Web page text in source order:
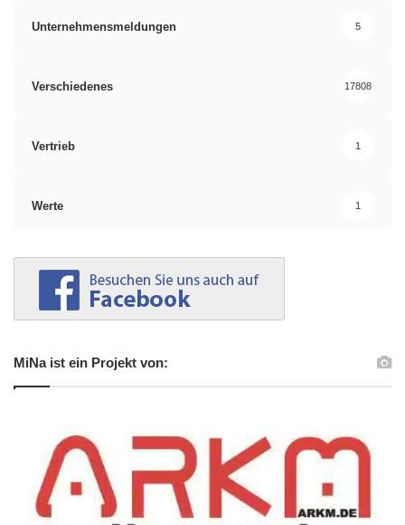
Unternehmensmeldungen 5
Verschiedenes 17808
Vertrieb 1
Werte 1
MiNa ist ein Projekt von: